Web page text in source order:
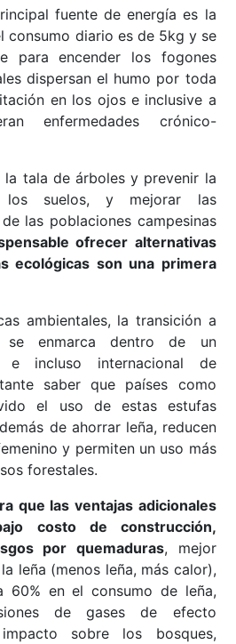
fuente de energía es la
consumo diario es de 5kg y se
para encender los fogones
dispersan el humo por toda
en los ojos e inclusive a
enfermedades crónico-
tala de árboles y prevenir la
los suelos, y mejorar las
las poblaciones campesinas
ofrecer alternativas
ecológicas son una primera
ambientales, la transición a
se enmarca dentro de un
e incluso internacional de
saber que países como
el uso de estas estufas
de ahorrar leña, reducen
y permiten un uso más
forestales.
que las ventajas adicionales
costo de construcción,
por quemaduras, mejor
leña (menos leña, más calor),
60% en el consumo de leña,
de gases de efecto
sobre los bosques,